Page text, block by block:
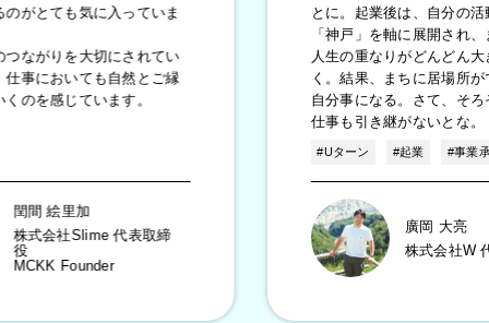
も気に入っていま
を大切にされてい
いても自然とご縁
じています。
里加
社Slime 代表取締
Founder
とに。起業後は、自分の活動のす
「神戸」を軸に展開され、まちと
人生の重なりがどんどん大きくな
く。結果、まちに居場所ができ、
自分事になる。さて、そろそろ、
仕事も引き継がないとな。
#Uターン #起業 #事業承継
廣岡 大亮
株式会社W 代表取